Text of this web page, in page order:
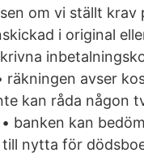
om vi ställt krav
i original
räkningen avser
kan råda någon
banken kan
nytta för